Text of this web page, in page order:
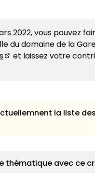
2022, vous pouvez
du domaine de la
et laissez votre
la liste
thématique avec ce